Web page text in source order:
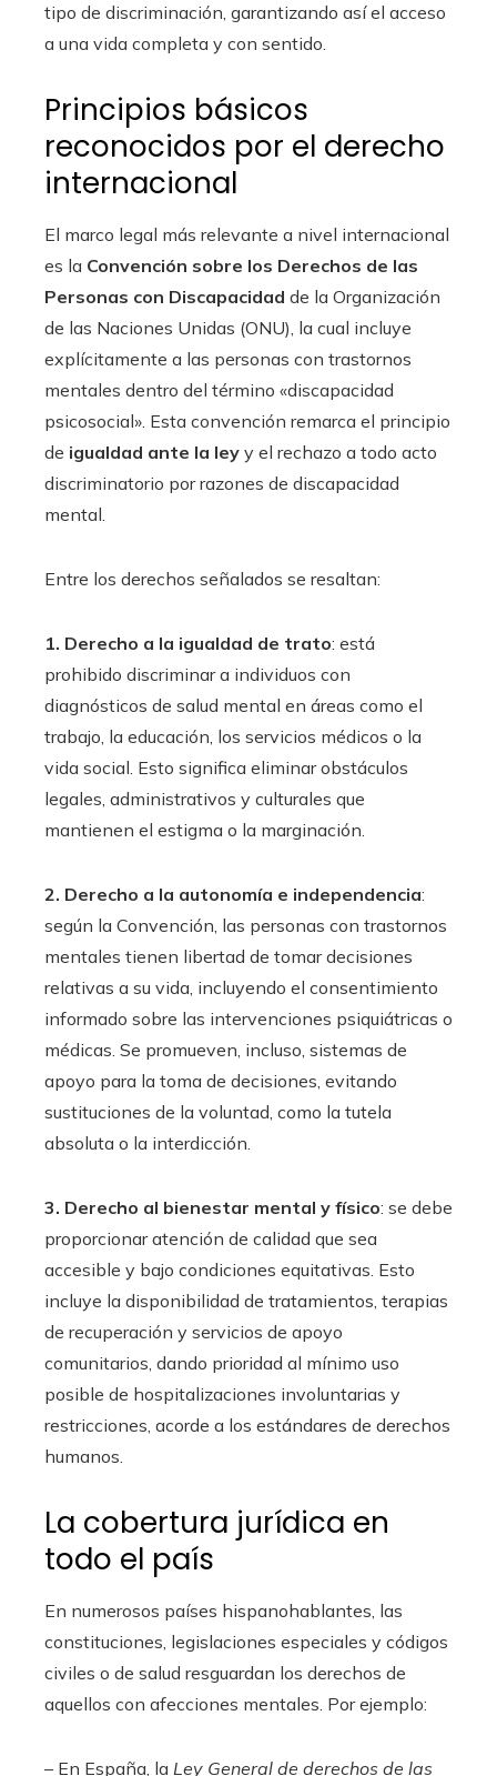
tipo de discriminación, garantizando así el acceso
a una vida completa y con sentido.
Principios básicos
reconocidos por el derecho
internacional
El marco legal más relevante a nivel internacional
es la Convención sobre los Derechos de las
Personas con Discapacidad de la Organización
de las Naciones Unidas (ONU), la cual incluye
explícitamente a las personas con trastornos
mentales dentro del término «discapacidad
psicosocial». Esta convención remarca el principio
de igualdad ante la ley y el rechazo a todo acto
discriminatorio por razones de discapacidad
mental.
Entre los derechos señalados se resaltan:
1. Derecho a la igualdad de trato: está
prohibido discriminar a individuos con
diagnósticos de salud mental en áreas como el
trabajo, la educación, los servicios médicos o la
vida social. Esto significa eliminar obstáculos
legales, administrativos y culturales que
mantienen el estigma o la marginación.
2. Derecho a la autonomía e independencia:
según la Convención, las personas con trastornos
mentales tienen libertad de tomar decisiones
relativas a su vida, incluyendo el consentimiento
informado sobre las intervenciones psiquiátricas o
médicas. Se promueven, incluso, sistemas de
apoyo para la toma de decisiones, evitando
sustituciones de la voluntad, como la tutela
absoluta o la interdicción.
3. Derecho al bienestar mental y físico: se debe
proporcionar atención de calidad que sea
accesible y bajo condiciones equitativas. Esto
incluye la disponibilidad de tratamientos, terapias
de recuperación y servicios de apoyo
comunitarios, dando prioridad al mínimo uso
posible de hospitalizaciones involuntarias y
restricciones, acorde a los estándares de derechos
humanos.
La cobertura jurídica en
todo el país
En numerosos países hispanohablantes, las
constituciones, legislaciones especiales y códigos
civiles o de salud resguardan los derechos de
aquellos con afecciones mentales. Por ejemplo:
– En España, la Ley General de derechos de las